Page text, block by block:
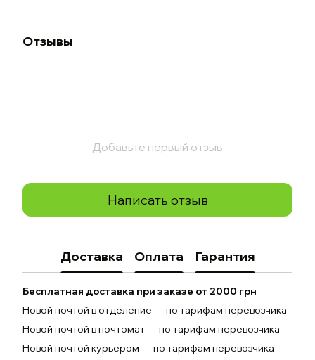
Отзывы
Добавьте первый отзыв
Написать отзыв
Доставка Оплата Гарантия
Бесплатная доставка при заказе от 2000 грн
Новой почтой в отделение — по тарифам перевозчика
Новой почтой в почтомат — по тарифам перевозчика
Новой почтой курьером — по тарифам перевозчика